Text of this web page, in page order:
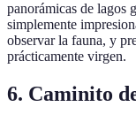
panorámicas de lagos
simplemente
observar la fauna, y
prácticamente virgen.
6. Caminito